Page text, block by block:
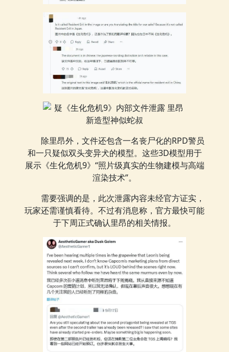
除里昂外，文件还包含一名丧尸化的RPD警员
和一只疑似双头变异犬的模型。这些3D模型用于
展示《生化危机9》“照片级真实的生物建模与高端
渲染技术”。
需要强调的是，此次泄露内容未经官方证实，
玩家还需谨慎看待。不过有消息称，官方最快可能
于下周正式确认里昂的相关情报。